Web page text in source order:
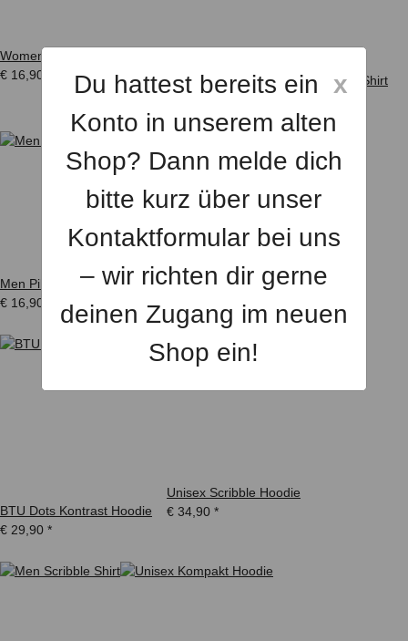
Women Dots Shirt
€ 16,90
Women Scribble Shirt
€ 16,90*
Women Kompakt Shirt
Men Piktogramm Shirt
€ 16,90
Unisex Solid Hoodie
€ 34,90 *
BTU Dots Kontrast Hoodie
€ 29,90 *
Unisex Scribble Hoodie
€ 34,90 *
x
Du hattest bereits ein
Konto in unserem alten
Shop? Dann melde dich
bitte kurz über unser
Kontaktformular bei uns
– wir richten dir gerne
deinen Zugang im neuen
Shop ein!